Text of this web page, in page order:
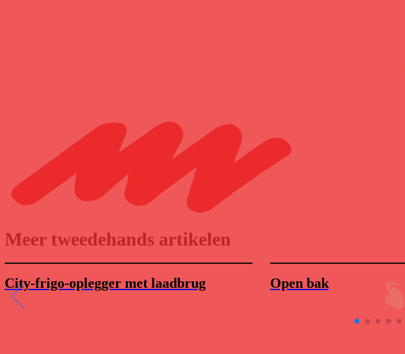
Meer tweedehands artikelen
City-frigo-oplegger met laadbrug Open bak